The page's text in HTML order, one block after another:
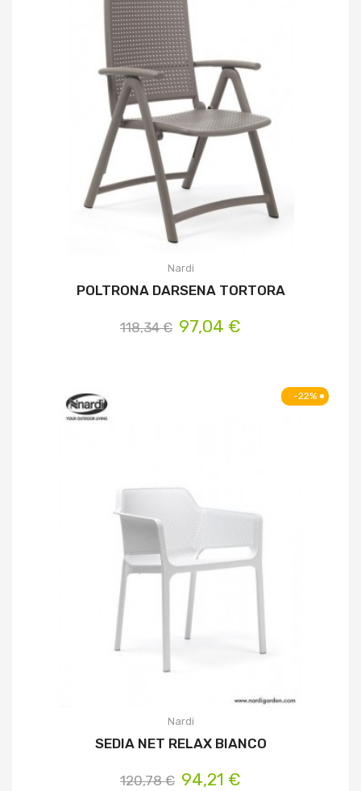
Nardi
POLTRONA DARSENA TORTORA
118,34 € 97,04 €
-22%
Nardi
SEDIA NET RELAX BIANCO
120,78 € 94,21 €